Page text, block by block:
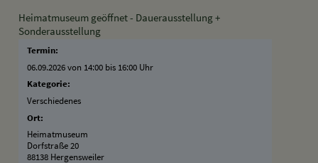
Heimatmuseum geöffnet - Dauerausstellung +
Sonderausstellung
Termin:
06.09.2026 von 14:00 bis 16:00 Uhr
Kategorie:
Verschiedenes
Ort:
Heimatmuseum
Dorfstraße 20
88138 Hergensweiler